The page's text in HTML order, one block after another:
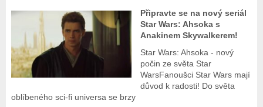
Připravte se na nový seriál
Star Wars: Ahsoka s
Anakinem Skywalkerem!
Star Wars: Ahsoka - nový
počin ze světa Star
WarsFanoušci Star Wars mají
důvod k radosti! Do světa
oblíbeného sci-fi universa se brzy